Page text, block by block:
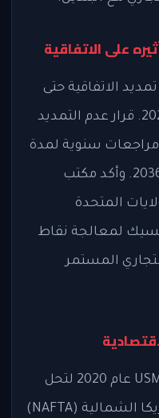
على الاتفاقية
الاتفاقية حتى
عام 2042 في الأول من يوليو 2026. قرار عدم التمديد
مراجعات سنوية لمدة
عشر سنوات إضافية حتى عام 2036. وأكد مكتب
المتحدة
لمعالجة نقاط
المستمر
وقع الرئيس ترامب اتفاقية USMCA عام 2020 لتحل
محل اتفاقية التجارة الحرة لأمريكا الشمالية (NAFTA)